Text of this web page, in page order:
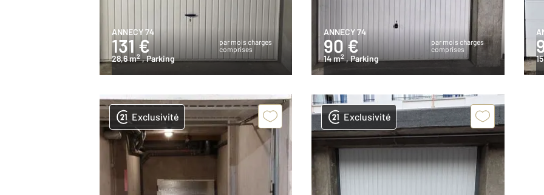
ANNECY 74
131 €
par mois charges
comprises
28,6 m2 , Parking
ANNECY 74
90 €
par mois charges
comprises
14 m2 , Parking
Exclusivité Exclusivité